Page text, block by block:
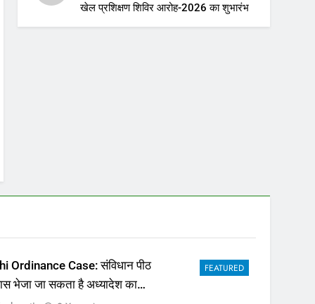
खेल प्रशिक्षण शिविर आरोह-2026 का शुभारंभ
FEATURED
Ordinance Case: संविधान पीठ
भेजा जा सकता है अध्यादेश का